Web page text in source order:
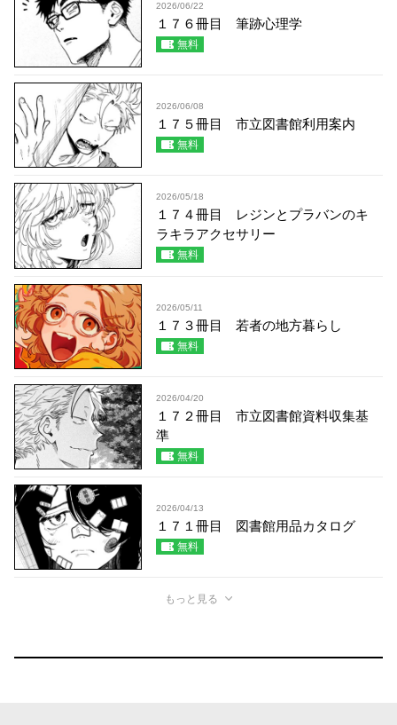
2026/06/22
１７６冊目 筆跡心理学
無料
2026/06/08
１７５冊目 市立図書館利用案内
無料
2026/05/18
１７４冊目 レジンとプラバンのキ
ラキラアクセサリー
無料
2026/05/11
１７３冊目 若者の地方暮らし
無料
2026/04/20
１７２冊目 市立図書館資料収集基
準
無料
2026/04/13
１７１冊目 図書館用品カタログ
無料
もっと見る